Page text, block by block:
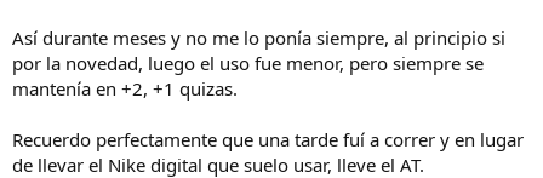
Así durante meses y no me lo ponía siempre, al principio si
por la novedad, luego el uso fue menor, pero siempre se
mantenía en +2, +1 quizas.
Recuerdo perfectamente que una tarde fuí a correr y en lugar
de llevar el Nike digital que suelo usar, lleve el AT.